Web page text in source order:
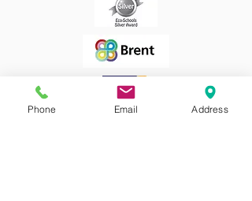
Phone Email Address